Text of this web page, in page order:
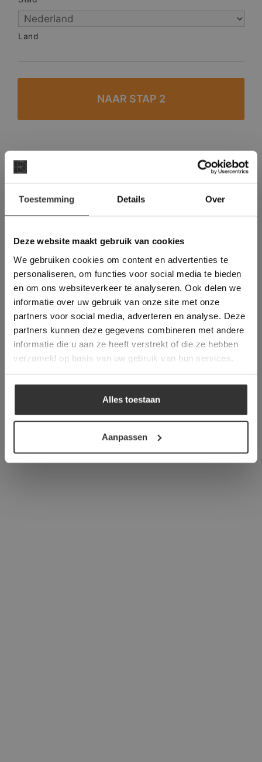
Toestemming Details Over
Deze website maakt gebruik van cookies
We gebruiken cookies om content en advertenties te
personaliseren, om functies voor social media te bieden
en om ons websiteverkeer te analyseren. Ook delen we
informatie over uw gebruik van onze site met onze
partners voor social media, adverteren en analyse. Deze
partners kunnen deze gegevens combineren met andere
informatie die u aan ze heeft verstrekt of die ze hebben
verzameld op basis van uw gebruik van hun services.
Alles toestaan
Aanpassen
Land
#1 in de categorie vloeren op Trustpilot
Legwerk vanuit het tegelzettersgilde
Meer dan 500 m2 showroom
Deze website maakt
gebruik van cookies.
This Cookie Banner was deleted and is no
longer working. Please contact the website
administrator.
Deze website gebruikt cookies om de
gebruikerservaring te verbeteren. Door
gebruik te maken van onze website geeft u
toestemming voor alle cookies in
overeenstemming met ons cookiebeleid.Lees
verder
ALLES ACCEPTEREN
ALLES AFWIJZEN
DETAILS WEERGEVEN